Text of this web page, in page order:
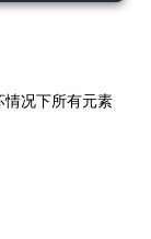
情况下所有元素